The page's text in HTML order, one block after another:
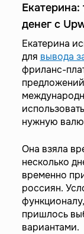
денег с
Екатерина
для вывода
фриланс-
нужную
Она взяла
несколько
временно
россиян.
пришлось
вариантами.